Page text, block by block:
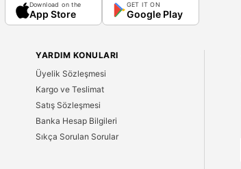
Download on the
App Store
GET IT ON
Google Play
YARDIM KONULARI
Üyelik Sözleşmesi
Kargo ve Teslimat
Satış Sözleşmesi
Banka Hesap Bilgileri
Sıkça Sorulan Sorular